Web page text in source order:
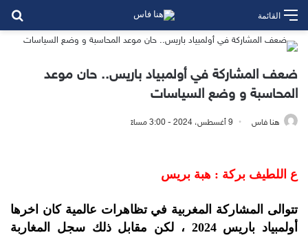
القائمة
ضعف المشاركة في أولمبياد باريس.. حان موعد
المحاسبة و وضع السياسات
هنا فاس 9 أغسطس، 2024 - 3:00 مساءً
ع اللطيف بركة : هبة بريس
تتوالى المشاركة المغربية في تظاهرات عالمية كان اخرها
أولمبياد باريس 2024 ، لكن مقابل ذلك سجل المغاربة